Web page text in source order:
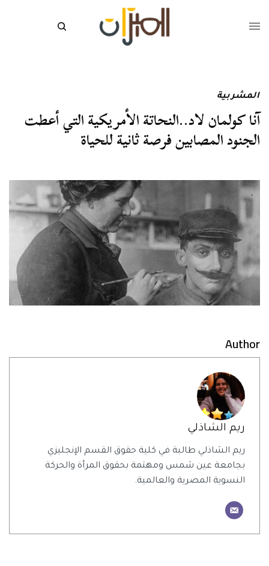
المشربية
آنا كولمان لاد..النحاتة الأمريكية التي أعطت
الجنود المصابين فرصة ثانية للحياة
Author
ريم الشاذلي
ريم الشاذلي طالبة في كلية حقوق القسم الإنجليزي
بجامعة عين شمس ومهتمة بحقوق المرأة والحركة
النسوية المصرية والعالمية.